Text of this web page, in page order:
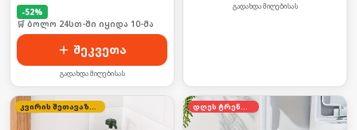
-52%
🛒 ბოლო 24სთ-ში იყიდა 10-მა
შეკვეთა
გადახდა მიღებისას
გადახდა მიღებისას
კვირის შეთავაზება დღეს ტრენდში